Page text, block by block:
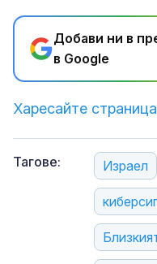
Добави ни в
в Google
Харесайте
Тагове: Израел